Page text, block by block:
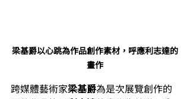
梁基爵以心跳為作品創作素材，呼應利志達的
畫作
跨媒體藝術家梁基爵為是次展覽創作的